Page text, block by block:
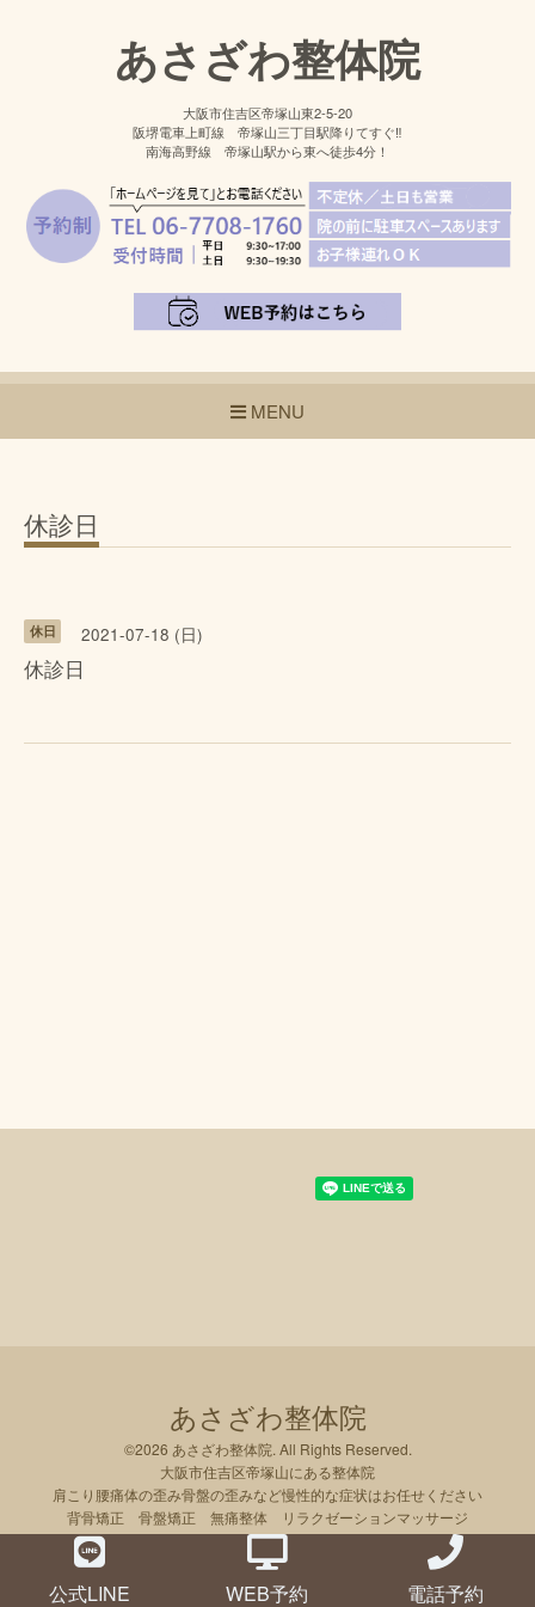
あさざわ整体院
大阪市住吉区帝塚山東2-5-20
阪堺電車上町線 帝塚山三丁目駅降りてすぐ‼
南海高野線 帝塚山駅から東へ徒歩4分！
MENU
休診日
休日 2021-07-18 (日)
休診日
あさざわ整体院
©2026 あさざわ整体院. All Rights Reserved.
大阪市住吉区帝塚山にある整体院
肩こり腰痛体の歪み骨盤の歪みなど慢性的な症状はお任せください
背骨矯正 骨盤矯正 無痛整体 リラクゼーションマッサージ
公式LINE WEB予約 電話予約